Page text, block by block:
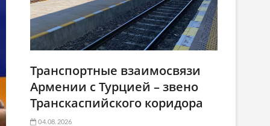
Транспортные взаимосвязи
Армении с Турцией – звено
Транскаспийского коридора
04.08.2026